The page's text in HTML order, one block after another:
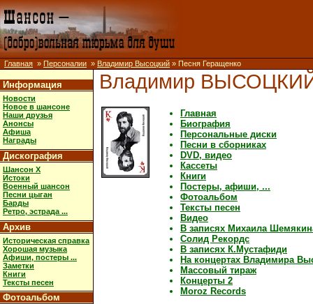
Главная » Персоналии » Владимир Высоцкий » Песня Геращенко
Информация
Новости
Новое в шансоне
Наши друзья
Анонсы
Афиша
Награды
Дискография
Шансон X
Истоки
Военный шансон
Песни цыган
Барды
Ретро, эстрада ...
Архив
Историческая справка
Хорошая музыка
Афиши, постеры ...
Заметки
Книги
Тексты песен
Фотоальбом
Владимир
Главная
Биография
Персональные диски
Песни в сборниках
DVD, видео
Кассеты
Книги
Постеры, афиши, ...
Фотоальбом
Тексты песен
Видео
В записях Михаила
Солид Рекордс
В записях К.Мустафиди
На концертах Владимира
Массовый тираж
Концерты 2
Moroz Records